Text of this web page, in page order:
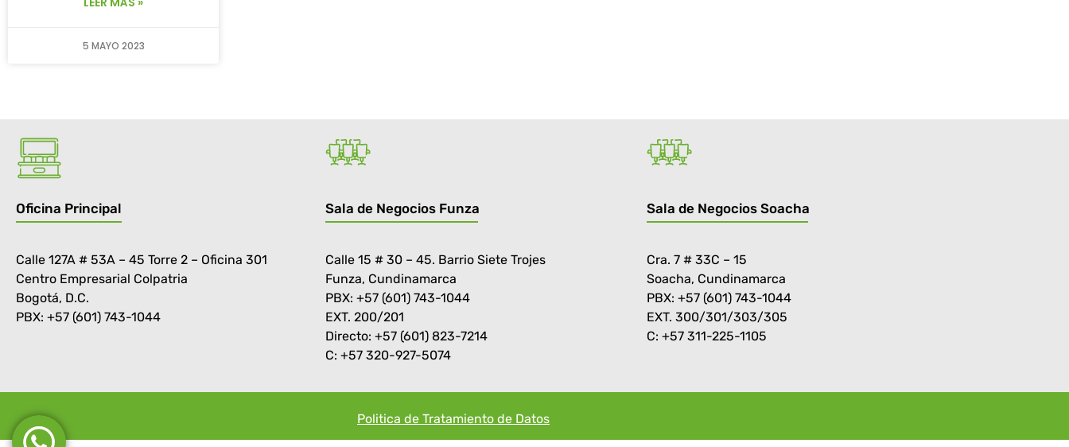
5 MAYO 2023
Oficina Principal
Calle 127A # 53A – 45 Torre 2 – Oficina 301
Centro Empresarial Colpatria
Bogotá, D.C.
PBX: +57 (601) 743-1044
Sala de Negocios Funza
Calle 15 # 30 – 45. Barrio Siete Trojes
Funza, Cundinamarca
PBX: +57 (601) 743-1044
EXT. 200/201
Directo: +57 (601) 823-7214
C: +57 320-927-5074
Sala de Negocios Soacha
Cra. 7 # 33C – 15
Soacha, Cundinamarca
PBX: +57 (601) 743-1044
EXT. 300/301/303/305
C: +57 311-225-1105
Politica de Tratamiento de Datos